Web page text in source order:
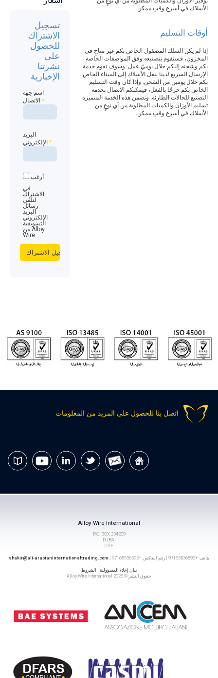
الأسلاك في أسرع وقتٍ ممكن.
أوقات التسليم
إذا لم يكن السلك المصقول الخاص بكم غير متاحٍ في
المخزون، فسنقوم بتصنيعه وفق المواصفات الخاصة
بكم وشحنه إليكم خلال يوميّ عمل. وسوف تقوم خدمة
الإرسال السريع لدينا بنقل الأسلاك إلى الميناء الخاص
بكم خلال يومين من الشحن. وإذا كان وقت التسليم
الخاص بكم حرجًا بالفعل، فيمكنكم الاتصال بخدمة
التصنيع للحالات الطارئة. وتضمن هذه الخدمة المتميزة
تسليم الأوزان والكميات المطلوبة من أي نوعٍ من
الأسلاك في أسرع وقتٍ ممكن.
تسجيل
الاشتراك
للحصول
على
نشرتنا
الإخبارية
اسم جهة
الاتصال*
البريد
الإلكتروني*
أرغب
في
الاشتراك
لتلقي
رسائل
البريد
الإلكتروني
التسويقية
من Alloy
Wire
اتصل بنا للحصول على المزيد من المعلومات
Alloy Wire International
P.O. BOX 234209
DUBAI
UAE
هاتف: +97165536592 | رقم الفاكس: +97165536592 | shakir@ait-arabianinternationaltrading.com
بيان إخلاء المسؤولية | الشروط
حقوق النشر © 2026 Alloy Wire International